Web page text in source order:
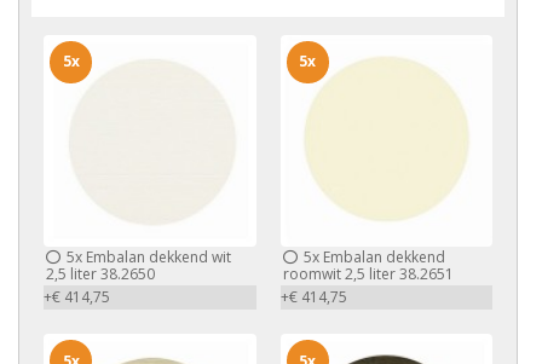
5x Embalan dekkend wit
2,5 liter 38.2650
+€ 414,75
5x
5xEmbalan dekkend
roomwit 2,5 liter 38.2651
+€ 414,75
5x